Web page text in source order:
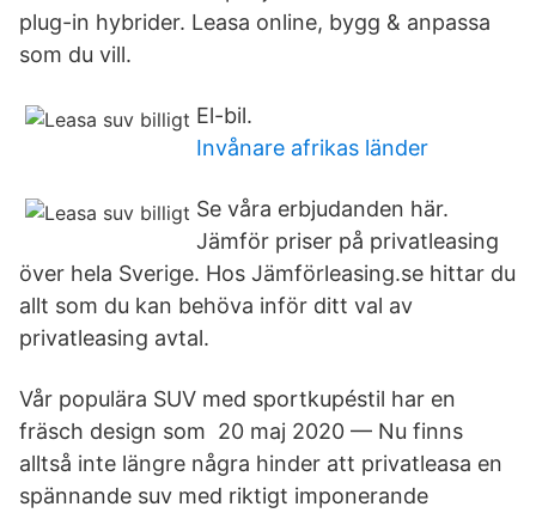
plug-in hybrider. Leasa online, bygg & anpassa
som du vill.
El-bil.
Invånare afrikas länder
Se våra erbjudanden här.
Jämför priser på privatleasing
över hela Sverige. Hos Jämförleasing.se hittar du
allt som du kan behöva inför ditt val av
privatleasing avtal.
Vår populära SUV med sportkupéstil har en
fräsch design som 20 maj 2020 — Nu finns
alltså inte längre några hinder att privatleasa en
spännande suv med riktigt imponerande